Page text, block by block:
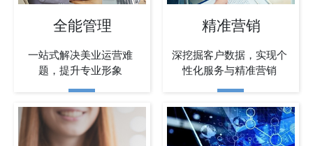
全能管理
一站式解决美业运营难
题，提升专业形象
精准营销
深挖掘客户数据，实现个
性化服务与精准营销